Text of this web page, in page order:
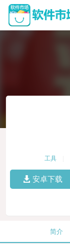
工具
安卓下载
简介